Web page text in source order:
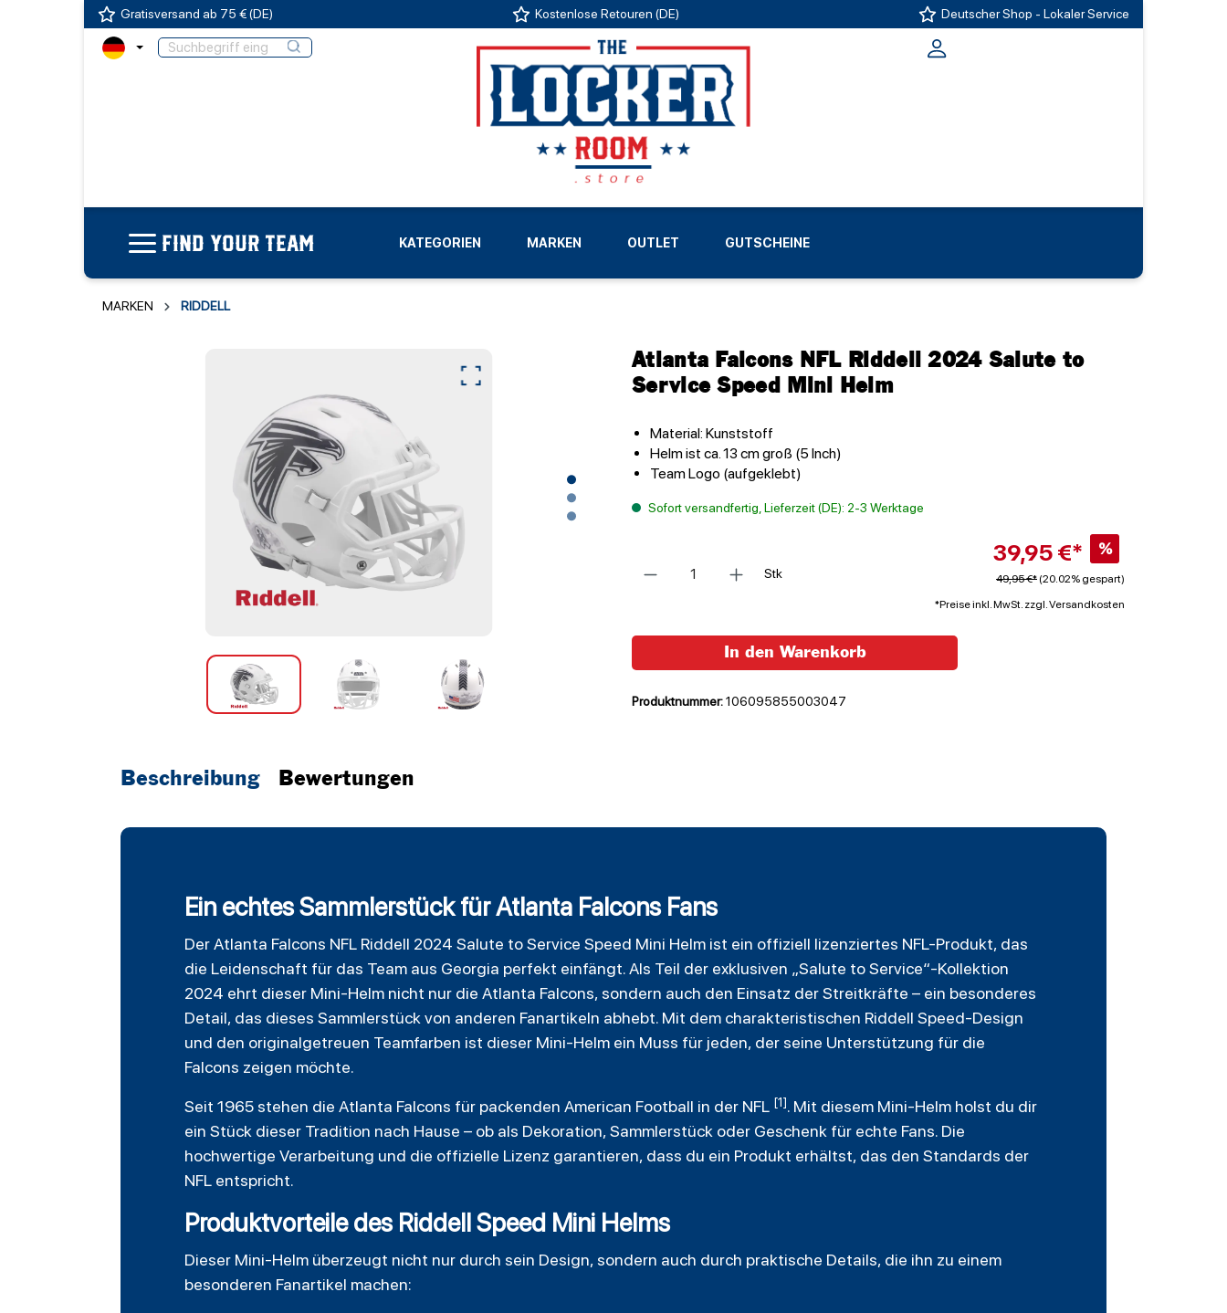
Gratisversand ab 75 € (DE) Kostenlose Retouren (DE) Deutscher Shop - Lokaler Service
FIND YOUR TEAM KATEGORIEN MARKEN
LIGEN
OUTLET GUTSCHEINE
MARKEN RIDDELL
Atlanta Falcons NFL Riddell 2024 Salute to
Service Speed Mini Helm
Material: Kunststoff
Helm ist ca. 13 cm groß (5 Inch)
Team Logo (aufgeklebt)
Sofort versandfertig, Lieferzeit (DE): 2-3 Werktage
Stk
39,95 €* %
49,95 €* (20.02% gespart)
*Preise inkl. MwSt. zzgl. Versandkosten
In den Warenkorb
Produktnummer:106095855003047
Beschreibung Bewertungen
Ein echtes Sammlerstück für Atlanta Falcons Fans
DerAtlanta Falcons NFL Riddell 2024 Salute to Service Speed Mini Helm ist ein offiziell lizenziertes NFL-Produkt, das
die Leidenschaft für das Team aus Georgia perfekt einfängt. Als Teil der exklusiven „Salute to Service“-Kollektion
2024 ehrt dieser Mini-Helm nicht nur die Atlanta Falcons, sondern auch den Einsatz der Streitkräfte – ein besonderes
Detail, das dieses Sammlerstück von anderen Fanartikeln abhebt. Mit dem charakteristischen Riddell Speed-Design
und den originalgetreuen Teamfarben ist dieser Mini-Helm ein Muss für jeden, der seine Unterstützung für die
Falcons zeigen möchte.
Seit 1965 stehen die Atlanta Falcons für packenden American Football in der NFL [1]. Mit diesem Mini-Helm holst du dir
ein Stück dieser Tradition nach Hause – ob als Dekoration, Sammlerstück oder Geschenk für echte Fans. Die
hochwertige Verarbeitung und die offizielle Lizenz garantieren, dass du ein Produkt erhältst, das den Standards der
NFL entspricht.
Produktvorteile des Riddell Speed Mini Helms
Dieser Mini-Helm überzeugt nicht nur durch sein Design, sondern auch durch praktische Details, die ihn zu einem
besonderen Fanartikel machen: